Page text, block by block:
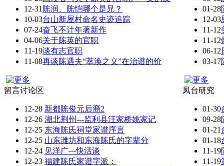
12-31 陈润、陈恺哪个是兄？
10-03台山新屋村命名史迹追踪
07-24奋飞不计年著新作
04-06关于陈英的官职
11-19谈有志官职
11-08再谈陈遇夫“萃涣之义”在治谱的价
01-28
12-03
11-12
11-12
06-12
03-17
留言讨论区
12-28 新都陈俊元后裔2
12-26 湖北荆州---监利县汪家桥姚家记
12-25 东海陈氏祠堂家谱序言
12-25 山东潍坊和东海陈氏的字辈分
12-24 见洋广---快活谈
12-23 福建陈氏家谱字派：
凤台研究
01-30
09-28
01-21
01-18
11-19
11-19